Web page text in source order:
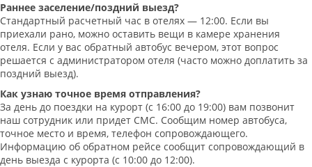
Раннее заселение/поздний выезд?
Стандартный расчетный час в отелях — 12:00. Если вы
приехали рано, можно оставить вещи в камере хранения
отеля. Если у вас обратный автобус вечером, этот вопрос
решается с администратором отеля (часто можно доплатить за
поздний выезд).
Как узнаю точное время отправления?
За день до поездки на курорт (с 16:00 до 19:00) вам позвонит
наш сотрудник или придет СМС. Сообщим номер автобуса,
точное место и время, телефон сопровождающего.
Информацию об обратном рейсе сообщит сопровождающий в
день выезда с курорта (с 10:00 до 12:00).